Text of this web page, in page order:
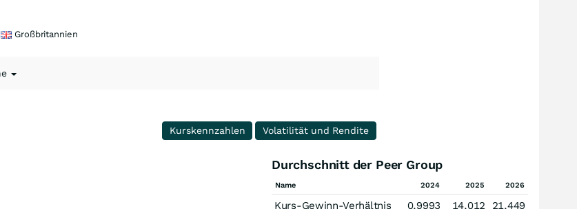
Großbritannien
Kurskennzahlen Volatilität und Rendite
Durchschnitt der Peer Group
Name 2024 2025 2026
Kurs-Gewinn-Verhältnis 0,9993 14,012
21,449